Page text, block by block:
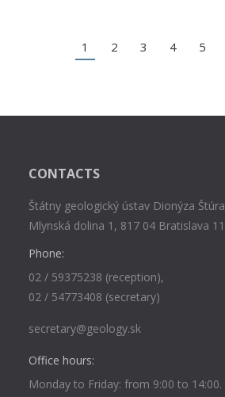
1 2 3 4 5
CONTACTS
Štátny geologický ústav Dionýza Štúra
Mlynská dolina 1, 817 04 Bratislava 11
Phone:
02 / 59375238 (reception),
02 / 54773408 (secretary)
secretary@geology.sk
Office hours:
Monday to Friday: from 9:00 to 14:00.